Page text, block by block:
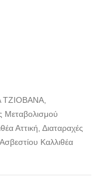
ΤΖΙΟΒΑΝΑ,
Μεταβολισμού
Αττική, Διαταραχές
Καλλιθέα